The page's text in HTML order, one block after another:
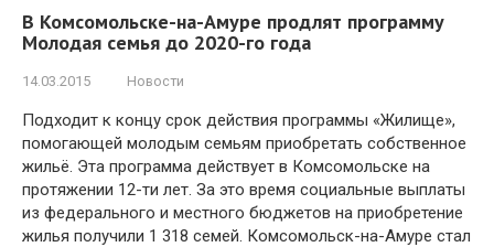
В Комсомольске-на-Амуре продлят программу
Молодая семья до 2020-го года
14.03.2015 Новости
Подходит к концу срок действия программы «Жилище»,
помогающей молодым семьям приобретать собственное
жильё. Эта программа действует в Комсомольске на
протяжении 12-ти лет. За это время социальные выплаты
из федерального и местного бюджетов на приобретение
жилья получили 1 318 семей. Комсомольск-на-Амуре стал